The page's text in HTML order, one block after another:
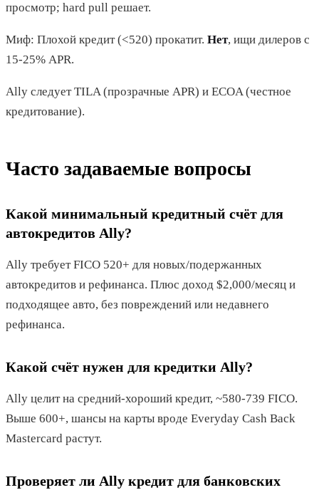
просмотр; hard pull решает.
Миф: Плохой кредит (<520) прокатит. Нет, ищи дилеров с
15-25% APR.
Ally следует TILA (прозрачные APR) и ECOA (честное
кредитование).
Часто задаваемые вопросы
Какой минимальный кредитный счёт для
автокредитов Ally?
Ally требует FICO 520+ для новых/подержанных
автокредитов и рефинанса. Плюс доход $2,000/месяц и
подходящее авто, без повреждений или недавнего
рефинанса.
Какой счёт нужен для кредитки Ally?
Ally целит на средний-хороший кредит, ~580-739 FICO.
Выше 600+, шансы на карты вроде Everyday Cash Back
Mastercard растут.
Проверяет ли Ally кредит для банковских